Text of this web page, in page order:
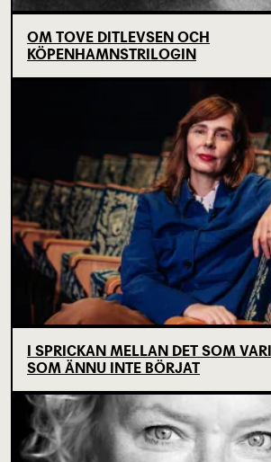
OM TOVE DITLEVSEN OCH
KÖPENHAMNSTRILOGIN
I SPRICKAN MELLAN DET SOM
SOM ÄNNU INTE BÖRJAT